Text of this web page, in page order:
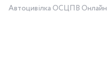
Автоцивілка ОСЦПВ Онлайн